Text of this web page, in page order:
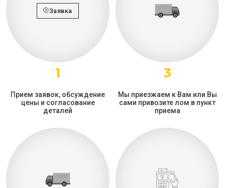
Заявка
1
Прием заявок, обсуждение
цены и согласование
деталей
3
Мы приезжаем к Вам или Вы
сами привозите лом в пункт
приема